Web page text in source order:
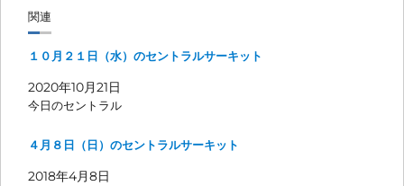
関連
１０月２１日（水）のセントラルサーキット
2020年10月21日
今日のセントラル
４月８日（日）のセントラルサーキット
2018年4月8日